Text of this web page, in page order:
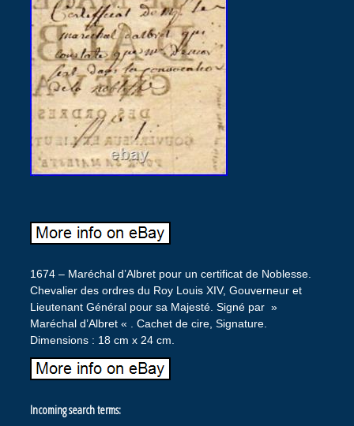
1674 – Maréchal d’Albret pour un certificat de Noblesse.
Chevalier des ordres du Roy Louis XIV, Gouverneur et
Lieutenant Général pour sa Majesté. Signé par »
Maréchal d’Albret « . Cachet de cire, Signature.
Dimensions : 18 cm x 24 cm.
Incoming search terms: